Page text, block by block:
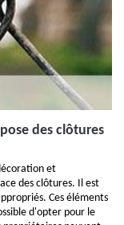
des clôtures
et
des clôtures. Il est
Ces éléments
d'opter pour le